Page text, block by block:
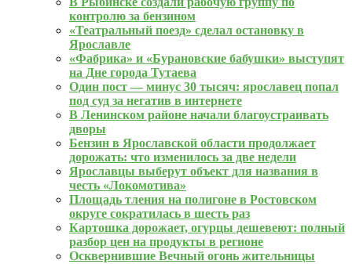
контролю за бензином
«Театральный поезд» сделал остановку в
Ярославле
«Фабрика» и «Бурановские бабушки» выступят
на Дне города Тутаева
Один пост — минус 30 тысяч: ярославец попал
под суд за негатив в интернете
В Ленинском районе начали благоустраивать
дворы
Бензин в Ярославской области продолжает
дорожать: что изменилось за две недели
Ярославцы выберут объект для названия в
честь «Локомотива»
Площадь тления на полигоне в Ростовском
округе сократилась в шесть раз
Картошка дорожает, огурцы дешевеют: полный
разбор цен на продукты в регионе
Осквернившие Вечный огонь жительницы